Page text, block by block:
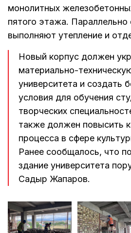
монолитных
пятого этажа. Параллельно
выполняют утепление и
Новый корпус должен
материально-
университета и создать
условия для обучения
творческих
также должен повысить
процесса в сфере
Ранее сообщалось, что
здание университета
Садыр Жапаров.